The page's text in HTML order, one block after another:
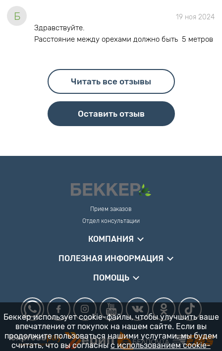
Б 19 ноя 2024
Здравствуйте.
Расстояние между орехами должно быть 5 метров
Читать все отзывы
Оставить отзыв
Прием заказов
Отдел консультации
КОМПАНИЯ
ПОЛЕЗНАЯ ИНФОРМАЦИЯ
ПОМОЩЬ
Беккер использует cookie-файлы, чтобы улучшить ваше
впечатление от покупок на нашем сайте. Если вы
продолжите пользоваться нашими услугами, мы будем
считать, что вы согласны с использованием cookie-